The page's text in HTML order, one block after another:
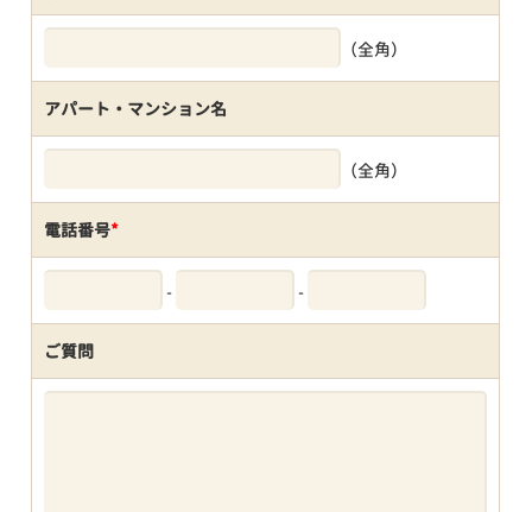
（全角）
アパート・マンション名
（全角）
電話番号*
- -
ご質問